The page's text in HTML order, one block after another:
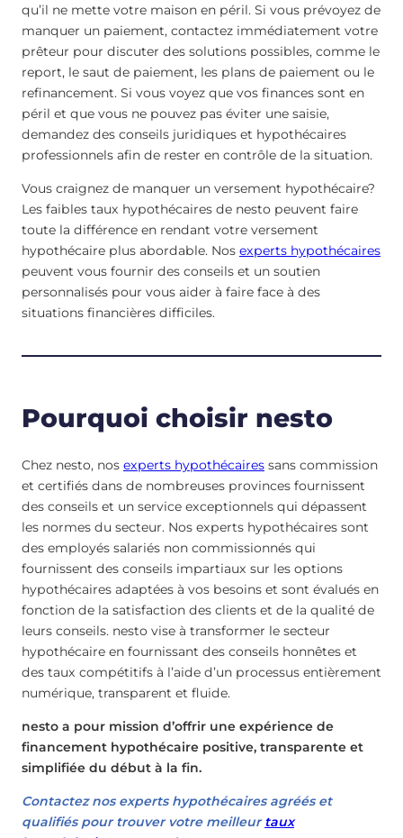
qu’il ne mette votre maison en péril. Si vous prévoyez de
manquer un paiement, contactez immédiatement votre
prêteur pour discuter des solutions possibles, comme le
report, le saut de paiement, les plans de paiement ou le
refinancement. Si vous voyez que vos finances sont en
péril et que vous ne pouvez pas éviter une saisie,
demandez des conseils juridiques et hypothécaires
professionnels afin de rester en contrôle de la situation.
Vous craignez de manquer un versement hypothécaire?
Les faibles taux hypothécaires de nesto peuvent faire
toute la différence en rendant votre versement
hypothécaire plus abordable. Nos experts hypothécaires
peuvent vous fournir des conseils et un soutien
personnalisés pour vous aider à faire face à des
situations financières difficiles.
Pourquoi choisir nesto
Chez nesto, nos experts hypothécaires sans commission
et certifiés dans de nombreuses provinces fournissent
des conseils et un service exceptionnels qui dépassent
les normes du secteur. Nos experts hypothécaires sont
des employés salariés non commissionnés qui
fournissent des conseils impartiaux sur les options
hypothécaires adaptées à vos besoins et sont évalués en
fonction de la satisfaction des clients et de la qualité de
leurs conseils. nesto vise à transformer le secteur
hypothécaire en fournissant des conseils honnêtes et
des taux compétitifs à l’aide d’un processus entièrement
numérique, transparent et fluide.
nesto a pour mission d’offrir une expérience de
financement hypothécaire positive, transparente et
simplifiée du début à la fin.
Contactez nos experts hypothécaires agréés et
qualifiés pour trouver votre meilleurtaux